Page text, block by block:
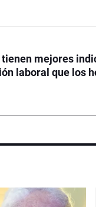
mejores
laboral que los